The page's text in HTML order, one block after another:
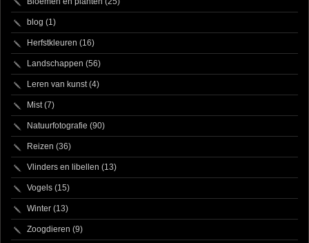
blog (1)
Herfstkleuren (16)
Landschappen (56)
Leren van kunst (4)
Mist (7)
Natuurfotografie (90)
Reizen (36)
Vlinders en libellen (13)
Vogels (15)
Winter (13)
Zoogdieren (9)